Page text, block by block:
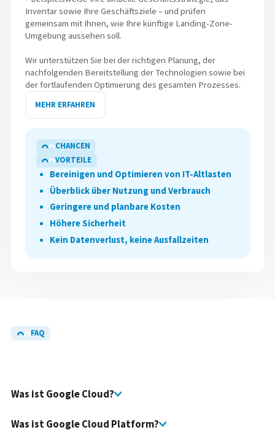
Inventar sowie Ihre Geschäftsziele – und prüfen
gemeinsam mit Ihnen, wie Ihre künftige Landing-Zone-
Umgebung aussehen soll.
Wir unterstützen Sie bei der richtigen Planung, der
nachfolgenden Bereitstellung der Technologien sowie bei
der fortlaufenden Optimierung des gesamten Prozesses.
MEHR ERFAHREN
CHANCEN
VORTEILE
Bereinigen und Optimieren von IT-Altlasten
Überblick über Nutzung und Verbrauch
Geringere und planbare Kosten
Höhere Sicherheit
Kein Datenverlust, keine Ausfallzeiten
FAQ
Was ist Google Cloud?
Was ist Google Cloud Platform?